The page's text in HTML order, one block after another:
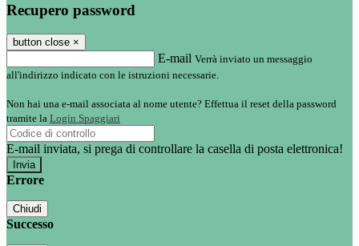
Recupero password
button close ×
E-mail Verrà inviato un messaggio
all'indirizzo indicato con le istruzioni necessarie.
Non hai una e-mail associata al nome utente? Effettua il reset della password
tramite la Login Spaggiari
E-mail inviata, si prega di controllare la casella di posta elettronica!
Errore
Chiudi
Successo